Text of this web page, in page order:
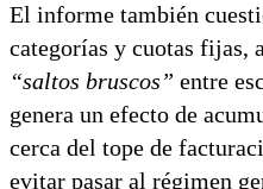
El informe también
categorías y cuotas fijas,
“saltos bruscos” entre
genera un efecto de
cerca del tope de
evitar pasar al régimen